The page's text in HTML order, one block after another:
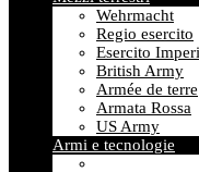
Wehrmacht
Regio esercito
Esercito
British Army
Armée de terre
Armata Rossa
US Army
Armi e tecnologie